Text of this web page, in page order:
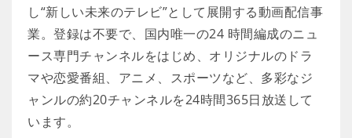
し“新しい未来のテレビ”として展開する動画配信事
業。登録は不要で、国内唯一の24 時間編成のニュ
ース専門チャンネルをはじめ、オリジナルのドラ
マや恋愛番組、アニメ、スポーツなど、多彩なジ
ャンルの約20チャンネルを24時間365日放送して
います。